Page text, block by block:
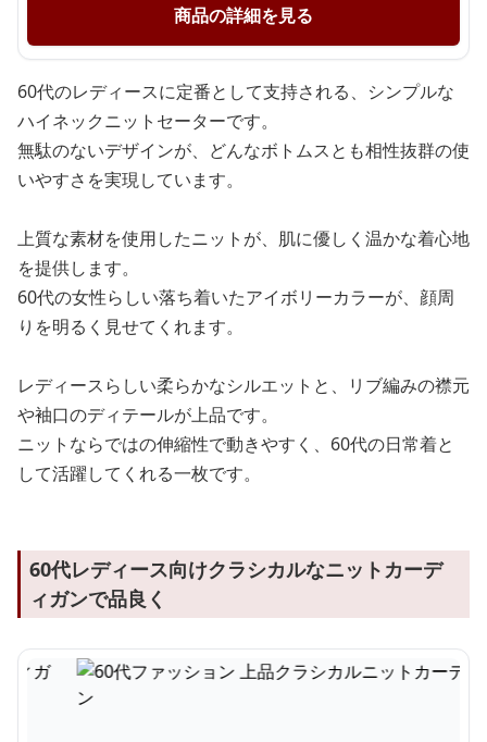
商品の詳細を見る
60代のレディースに定番として支持される、シンプルな
ハイネックニットセーターです。
無駄のないデザインが、どんなボトムスとも相性抜群の使
いやすさを実現しています。
上質な素材を使用したニットが、肌に優しく温かな着心地
を提供します。
60代の女性らしい落ち着いたアイボリーカラーが、顔周
りを明るく見せてくれます。
レディースらしい柔らかなシルエットと、リブ編みの襟元
や袖口のディテールが上品です。
ニットならではの伸縮性で動きやすく、60代の日常着と
して活躍してくれる一枚です。
60代レディース向けクラシカルなニットカーデ
ィガンで品良く